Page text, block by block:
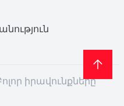
իրավունքները